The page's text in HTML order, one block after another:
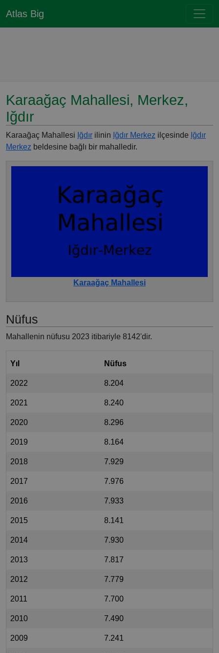
Atlas Big
Karaağaç Mahallesi, Merkez,
Iğdır
Karaağaç Mahallesi Iğdır ilinin Iğdır Merkez ilçesinde Iğdır
Merkez beldesine bağlı bir mahalledir.
Karaağaç Mahallesi
Nüfus
Mahallenin nüfusu 2023 itibariyle 8142'dir.
Yıl Nüfus
2022 8.204
2021 8.240
2020 8.296
2019 8.164
2018 7.929
2017 7.976
2016 7.933
2015 8.141
2014 7.930
2013 7.817
2012 7.779
2011 7.700
2010 7.490
2009 7.241